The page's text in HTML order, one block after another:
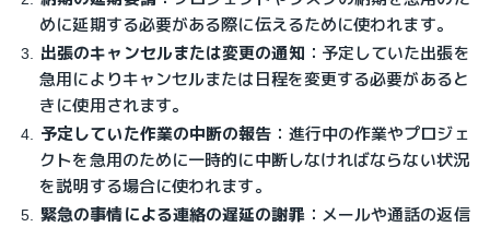
めに延期する必要がある際に伝えるために使われます。
出張のキャンセルまたは変更の通知 ： 予定していた出張を
急用によりキャンセルまたは日程を変更する必要があると
きに使用されます。
予定していた作業の中断の報告 ： 進行中の作業やプロジェ
クトを急用のために一時的に中断しなければならない状況
を説明する場合に使われます。
緊急の事情による連絡の遅延の謝罪： メールや通話の返信